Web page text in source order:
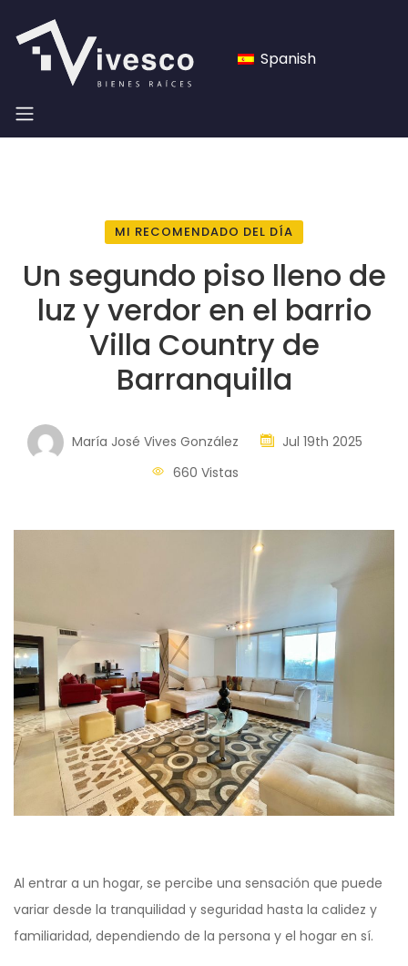
Spanish
MI RECOMENDADO DEL DÍA
Un segundo piso lleno de
luz y verdor en el barrio
Villa Country de
Barranquilla
María José Vives González
Jul 19th 2025
660 Vistas
Al entrar a un hogar, se percibe una sensación que puede
variar desde la tranquilidad y seguridad hasta la calidez y
familiaridad, dependiendo de la persona y el hogar en sí.